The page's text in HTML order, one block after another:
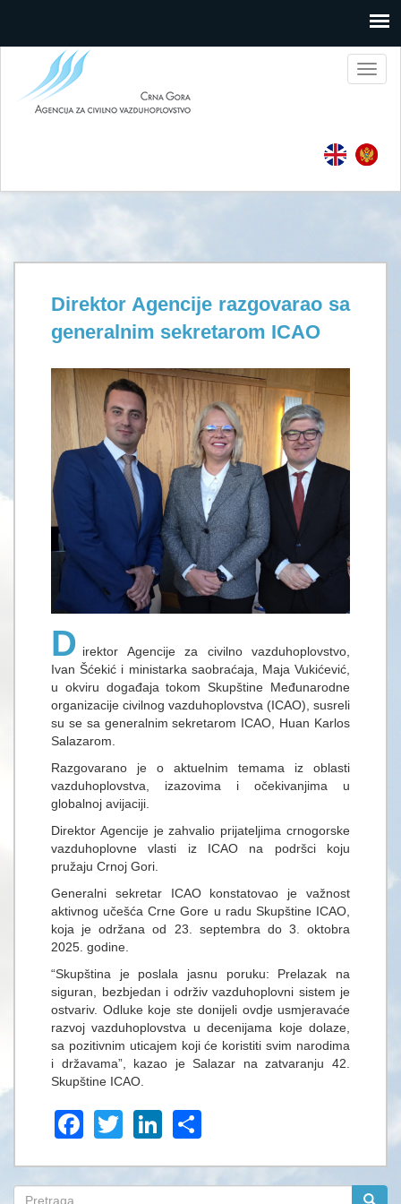
Direktor Agencije razgovarao sa
generalnim sekretarom ICAO
D irektor Agencije za civilno vazduhoplovstvo,
Ivan Šćekić i ministarka saobraćaja, Maja Vukićević,
u okviru događaja tokom Skupštine Međunarodne
organizacije civilnog vazduhoplovstva (ICAO), susreli
su se sa generalnim sekretarom ICAO, Huan Karlos
Salazarom.
Razgovarano je o aktuelnim temama iz oblasti
vazduhoplovstva, izazovima i očekivanjima u
globalnoj avijaciji.
Direktor Agencije je zahvalio prijateljima crnogorske
vazduhoplovne vlasti iz ICAO na podršci koju
pružaju Crnoj Gori.
Generalni sekretar ICAO konstatovao je važnost
aktivnog učešća Crne Gore u radu Skupštine ICAO,
koja je održana od 23. septembra do 3. oktobra
2025. godine.
“Skupština je poslala jasnu poruku: Prelazak na
siguran, bezbjedan i održiv vazduhoplovni sistem je
ostvariv. Odluke koje ste donijeli ovdje usmjeravaće
razvoj vazduhoplovstva u decenijama koje dolaze,
sa pozitivnim uticajem koji će koristiti svim narodima
i državama”, kazao je Salazar na zatvaranju 42.
Skupštine ICAO.
Facebook
TwitterLinkedIn